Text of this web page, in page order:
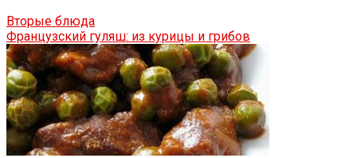
Вторые блюда
Французский гуляш: из курицы и грибов